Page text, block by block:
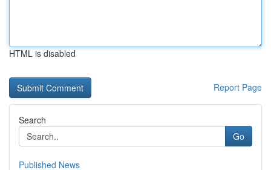
HTML is disabled
Report Page
Search
Go
Published News